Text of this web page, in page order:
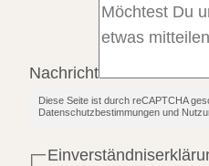
Nachricht
Diese Seite ist durch reCAPTCHA
Datenschutzbestimmungen und